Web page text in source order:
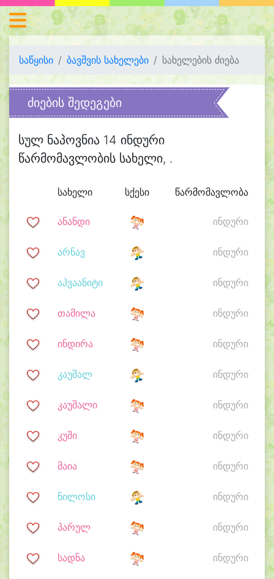
საწყისი ბავშვის სახელები სახელების ძიება
ძიების შედეგები
სულ ნაპოვნია 14 ინდური
წარმომავლობის სახელი, .
სახელი სქესი წარმომავლობა
ანანდი ინდური
არნავ ინდური
აჰვაანიტი ინდური
თამილა ინდური
ინდირა ინდური
კაუშალ ინდური
კაუშალი ინდური
კუში ინდური
მაია ინდური
ნილოსი ინდური
პარულ ინდური
სადნა ინდური